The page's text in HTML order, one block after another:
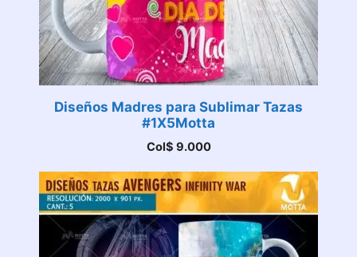
Diseños Madres para Sublimar Tazas
#1X5Motta
Col$ 9.000